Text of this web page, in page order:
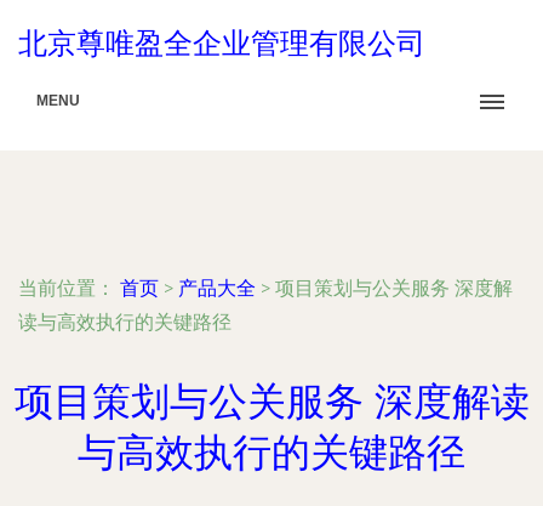
北京尊唯盈全企业管理有限公司
MENU
当前位置： 首页 > 产品大全 > 项目策划与公关服务 深度解
读与高效执行的关键路径
项目策划与公关服务 深度解读
与高效执行的关键路径